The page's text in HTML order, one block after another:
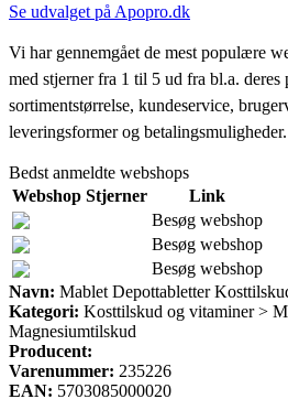
Se udvalget på Apopro.dk
Vi har gennemgået de mest populære
med stjerner fra 1 til 5 ud fra bl.a. deres
sortimentstørrelse, kundeservice,
leveringsformer og betalingsmuligheder.
Bedst anmeldte webshops
Webshop Stjerner
Link
Besøg webshop
Besøg webshop
Besøg webshop
Navn: Mablet Depottabletter
Kategori: Kosttilskud og vitaminer >
Magnesiumtilskud
Producent:
Varenummer: 235226
EAN: 5703085000020